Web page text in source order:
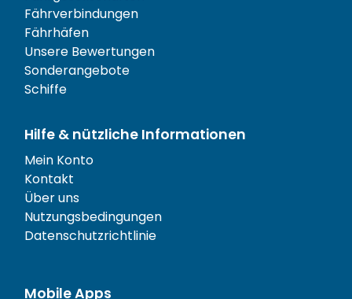
Fährverbindungen
Fährhäfen
Unsere Bewertungen
Sonderangebote
Schiffe
Hilfe & nützliche Informationen
Mein Konto
Kontakt
Über uns
Nutzungsbedingungen
Datenschutzrichtlinie
Mobile Apps